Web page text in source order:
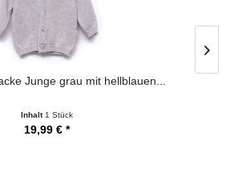
Junge grau mit hellblauen...
Inhalt 1 Stück
19,99 € *